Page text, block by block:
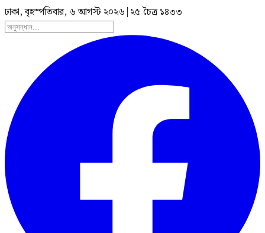
ঢাকা, বৃহস্পতিবার, ৬ আগস্ট ২০২৬ | ২৫ চৈত্র ১৪৩৩